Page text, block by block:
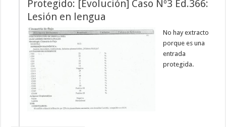
Protegido: [Evolución] Caso Nº3 Ed.366:
Lesión en lengua
No hay extracto
porque es una
entrada
protegida.